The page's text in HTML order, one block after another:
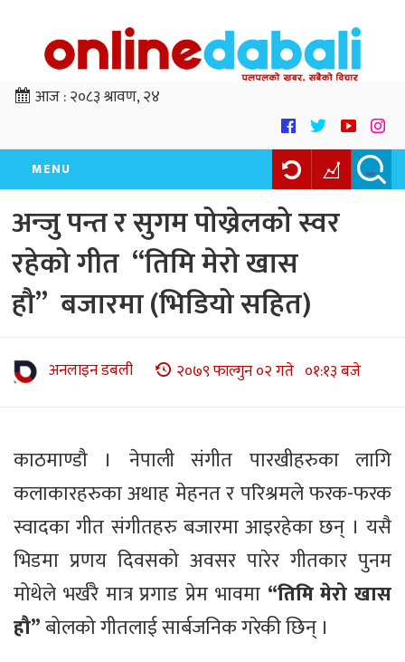
आज :२०८३ श्रावण, २४
MENU
अन्जु पन्त र सुगम पोख्रेलको स्वर
रहेको गीत “तिमि मेरो खास
हौ” बजारमा (भिडियो सहित)
अनलाइन डबली २०७९ फाल्गुन ०२ गते ०१:१३ बजे
काठमाण्डौ । नेपाली संगीत पारखीहरुका लागि
कलाकारहरुका अथाह मेहनत र परिश्रमले फरक-फरक
स्वादका गीत संगीतहरु बजारमा आइरहेका छन् । यसै
भिडमा प्रणय दिवसको अवसर पारेर गीतकार पुनम
मोथेले भर्खरै मात्र प्रगाड प्रेम भावमा “तिमि मेरो खास
हौ”बोलको गीतलाई सार्बजनिक गरेकी छिन् ।